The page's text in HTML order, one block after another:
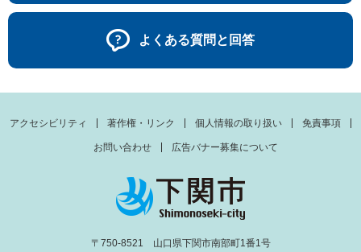
よくある質問と回答
アクセシビリティ 著作権・リンク 個人情報の取り扱い 免責事項
お問い合わせ 広告バナー募集について
〒750-8521 山口県下関市南部町1番1号